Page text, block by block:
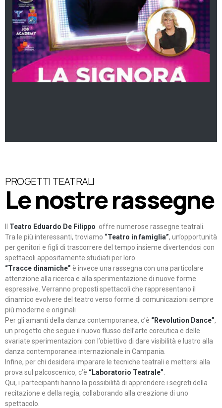
PROGETTI TEATRALI
Le nostre rassegne
Teatro Eduardo De Filippo offre numerose rassegne teatrali.
Tra le più interessanti, troviamo “Teatro in famiglia”, un’opportunità
per genitori e figli di trascorrere del tempo insieme divertendosi con
spettacoli appositamente studiati per loro.
“Tracce dinamiche” è invece una rassegna con una particolare
attenzione alla ricerca e alla sperimentazione di nuove forme
espressive. Verranno proposti spettacoli che rappresentano il
dinamico evolvere del teatro verso forme di comunicazioni sempre
più moderne e originali
Per gli amanti della danza contemporanea, c’è “Revolution Dance”,
un progetto che segue il nuovo flusso dell’arte coreutica e delle
svariate sperimentazioni con l’obiettivo di dare visibilità e lustro alla
danza contemporanea internazionale in Campania.
Infine, per chi desidera imparare le tecniche teatrali e mettersi alla
prova sul palcoscenico, c’è “Laboratorio Teatrale”
Qui, i partecipanti hanno la possibilità di apprendere i segreti della
recitazione e della regia, collaborando alla creazione di uno
spettacolo.